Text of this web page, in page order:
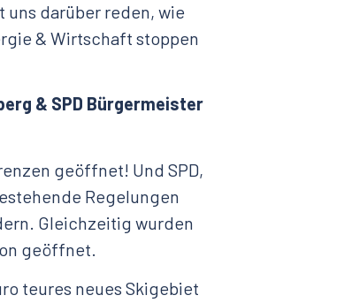
uns darüber reden, wie
& Wirtschaft stoppen
& SPD Bürgermeister
geöffnet! Und SPD,
Regelungen
Gleichzeitig wurden
geöffnet.
teures neues Skigebiet